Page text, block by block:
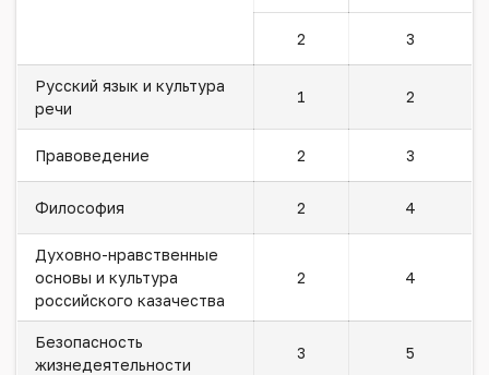
2 3
Русский язык и культура
речи
1 2
Правоведение 2 3
Философия 2 4
Духовно-нравственные
основы и культура
российского казачества
2 4
Безопасность
жизнедеятельности
3 5